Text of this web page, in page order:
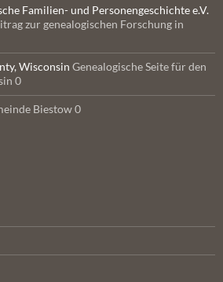
Familien- und Personengeschichte e.V.
zur genealogischen Forschung in
Wisconsin Genealogische Seite für den
0
Biestow 0